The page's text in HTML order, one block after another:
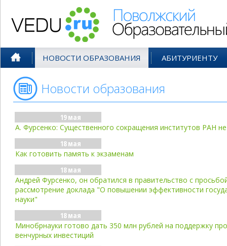
НОВОСТИ ОБРАЗОВАНИЯ АБИТУРИЕНТУ
Новости образования
19 мая
А. Фурсенко: Существенного сокращения институтов РАН
18 мая
Как готовить память к экзаменам
18 мая
Андрей Фурсенко, он обратился в правительство с
рассмотрение доклада "О повышении эффективности
науки"
18 мая
Минобрнауки готово дать 350 млн рублей на поддержку
венчурных инвестиций